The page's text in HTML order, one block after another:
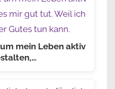
mein Leben aktiv